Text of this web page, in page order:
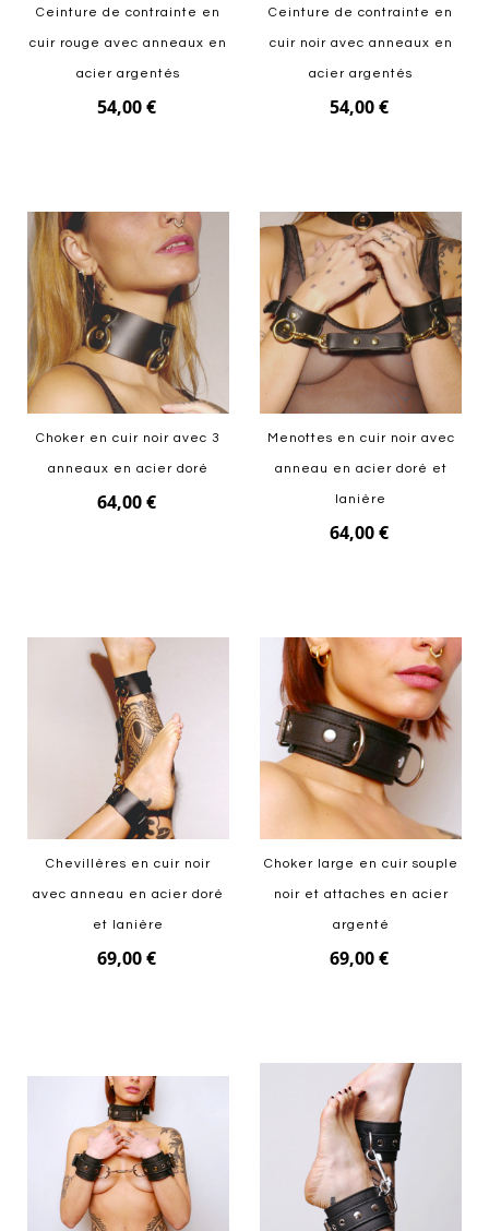
Ceinture de contrainte en
cuir rouge avec anneaux en
acier argentés
54,00 €
Ceinture de contrainte en
cuir noir avec anneaux en
acier argentés
54,00 €
Choker en cuir noir avec 3
anneaux en acier doré
64,00 €
Menottes en cuir noir avec
anneau en acier doré et
lanière
64,00 €
Chevillères en cuir noir
avec anneau en acier doré
et lanière
69,00 €
Choker large en cuir souple
noir et attaches en acier
argenté
69,00 €